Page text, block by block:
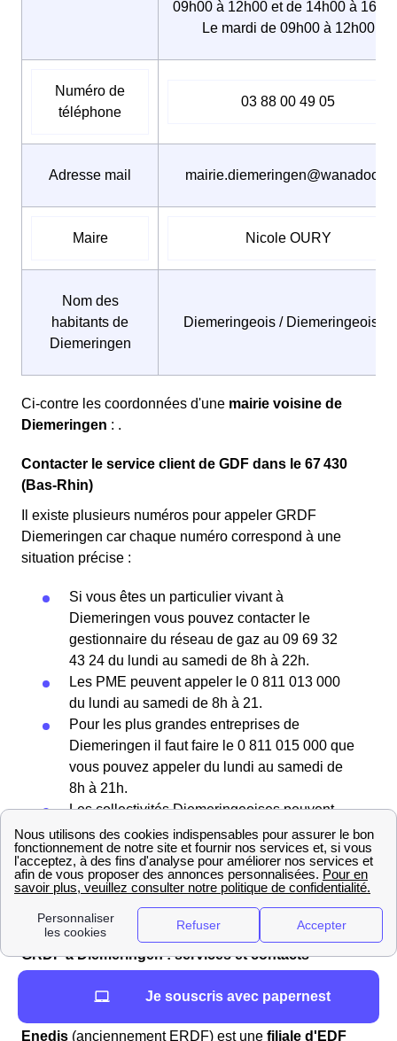
09h00 à 12h00 et de 14h00 à
Le mardi de 09h00 à 12h00
Numéro de
téléphone
03 88 00 49 05
Adresse mail mairie.diemeringen@wanadoo.fr
Maire Nicole OURY
Nom des
habitants de
Diemeringen
Diemeringeois / Diemeringeoises
Ci-contre les coordonnées d'une mairie voisine de
Diemeringen : .
Contacter le service client de GDF dans le 67 430
(Bas-Rhin)
Il existe plusieurs numéros pour appeler GRDF
Diemeringen car chaque numéro correspond à une
situation précise :
Si vous êtes un particulier vivant à
Diemeringen vous pouvez contacter le
gestionnaire du réseau de gaz au 09 69 32
43 24 du lundi au samedi de 8h à 22h.
Les PME peuvent appeler le 0 811 013 000
du lundi au samedi de 8h à 21.
Pour les plus grandes entreprises de
Diemeringen il faut faire le 0 811 015 000 que
vous pouvez appeler du lundi au samedi de
8h à 21h.
Les collectivités Diemeringeoises peuvent
composer le 0 811 017 000 pour appeler
GRDF du lundi au samedi de 8h à 21h.
Enfin, pour joindre le service déménagement
de GRDF Diemeringen appelez le 0 800 228
229 du lundi au samedi de 8h à 21h.
GRDF à Diemeringen : services et contacts
différencier ?
Enedis (anciennement ERDF) est une filiale d'EDF
Je souscris avec papernest